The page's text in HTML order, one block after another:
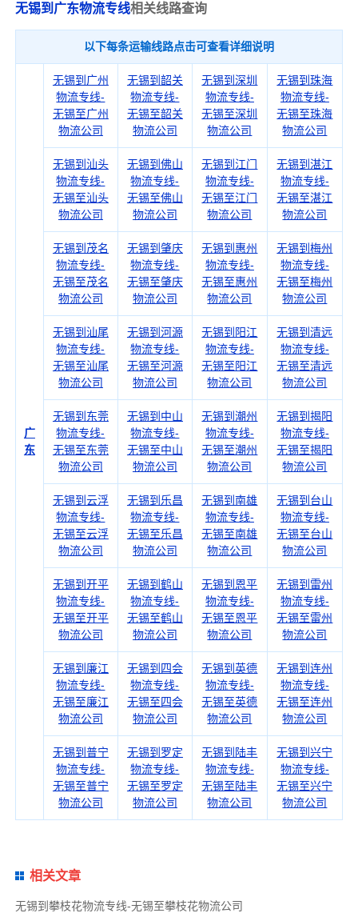
无锡到广东物流专线相关线路查询
以下每条运输线路点击可查看详细说明
广
东
无锡到广州
物流专线-
无锡至广州
物流公司
无锡到韶关
物流专线-
无锡至韶关
物流公司
无锡到深圳
物流专线-
无锡至深圳
物流公司
无锡到珠海
物流专线-
无锡至珠海
物流公司
无锡到汕头
物流专线-
无锡至汕头
物流公司
无锡到佛山
物流专线-
无锡至佛山
物流公司
无锡到江门
物流专线-
无锡至江门
物流公司
无锡到湛江
物流专线-
无锡至湛江
物流公司
无锡到茂名
物流专线-
无锡至茂名
物流公司
无锡到肇庆
物流专线-
无锡至肇庆
物流公司
无锡到惠州
物流专线-
无锡至惠州
物流公司
无锡到梅州
物流专线-
无锡至梅州
物流公司
无锡到汕尾
物流专线-
无锡至汕尾
物流公司
无锡到河源
物流专线-
无锡至河源
物流公司
无锡到阳江
物流专线-
无锡至阳江
物流公司
无锡到清远
物流专线-
无锡至清远
物流公司
无锡到东莞
物流专线-
无锡至东莞
物流公司
无锡到中山
物流专线-
无锡至中山
物流公司
无锡到潮州
物流专线-
无锡至潮州
物流公司
无锡到揭阳
物流专线-
无锡至揭阳
物流公司
无锡到云浮
物流专线-
无锡至云浮
物流公司
无锡到乐昌
物流专线-
无锡至乐昌
物流公司
无锡到南雄
物流专线-
无锡至南雄
物流公司
无锡到台山
物流专线-
无锡至台山
物流公司
无锡到开平
物流专线-
无锡至开平
物流公司
无锡到鹤山
物流专线-
无锡至鹤山
物流公司
无锡到恩平
物流专线-
无锡至恩平
物流公司
无锡到雷州
物流专线-
无锡至雷州
物流公司
无锡到廉江
物流专线-
无锡至廉江
物流公司
无锡到四会
物流专线-
无锡至四会
物流公司
无锡到英德
物流专线-
无锡至英德
物流公司
无锡到连州
物流专线-
无锡至连州
物流公司
无锡到普宁
物流专线-
无锡至普宁
物流公司
无锡到罗定
物流专线-
无锡至罗定
物流公司
无锡到陆丰
物流专线-
无锡至陆丰
物流公司
无锡到兴宁
物流专线-
无锡至兴宁
物流公司
相关文章
无锡到攀枝花物流专线-无锡至攀枝花物流公司